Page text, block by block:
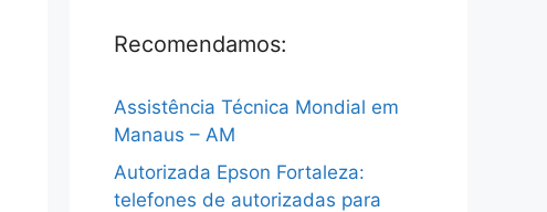
Recomendamos:
Assistência Técnica Mondial em
Manaus – AM
Autorizada Epson Fortaleza:
telefones de autorizadas para